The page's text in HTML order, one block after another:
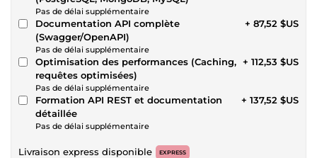
Pas de délai supplémentaire
Documentation API complète
(Swagger/OpenAPI)
Pas de délai supplémentaire
+ 87,52 $US
Optimisation des performances (Caching,
requêtes optimisées)
Pas de délai supplémentaire
+ 112,53 $US
Formation API REST et documentation
détaillée
Pas de délai supplémentaire
+ 137,52 $US
Livraison express disponible EXPRESS